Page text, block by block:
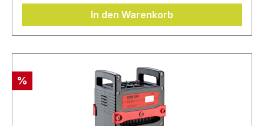
In den Warenkorb
%